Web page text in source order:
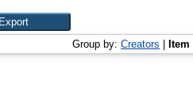
Group by: Creators